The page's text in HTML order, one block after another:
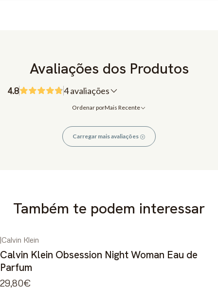
Avaliações dos Produtos
4.8 4 avaliações
Ordenar porMais Recente
Carregar mais avaliações
Também te podem interessar
|Calvin Klein
Calvin Klein Obsession Night Woman Eau de
Parfum
29,80€